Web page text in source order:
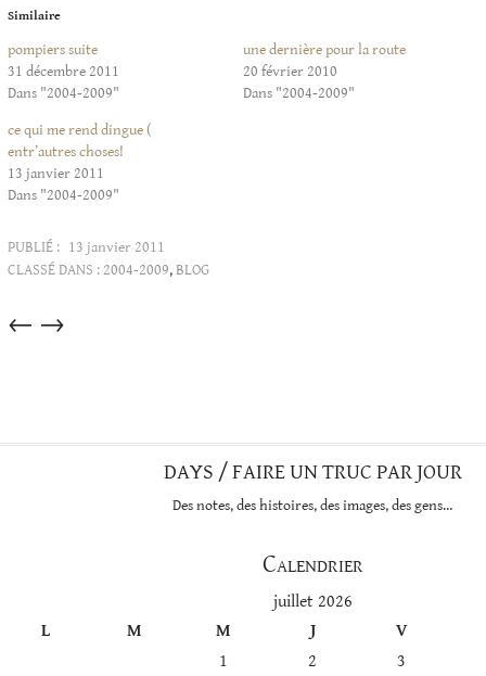
Similaire
pompiers suite
31 décembre 2011
Dans "2004-2009"
une dernière pour la route
20 février 2010
Dans "2004-2009"
ce qui me rend dingue (
entr’autres choses!
13 janvier 2011
Dans "2004-2009"
PUBLIÉ : 13 janvier 2011
CLASSÉ DANS : 2004-2009,BLOG
Articles
→
←
DAYS / FAIRE UN TRUC PAR JOUR
Des notes, des histoires, des images, des gens…
Calendrier
juillet 2026
L
M M J
V
1
2
3